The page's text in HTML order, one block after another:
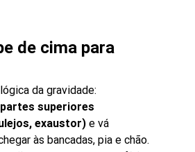
de cima para
da gravidade:
partes superiores
exaustor) e vá
às bancadas, pia e chão.